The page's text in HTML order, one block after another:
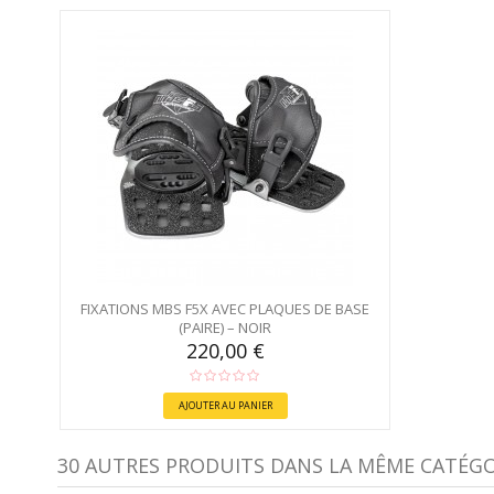
FIXATIONS MBS F5X AVEC PLAQUES DE BASE
(PAIRE) – NOIR
220,00 €
AJOUTER AU PANIER
30 AUTRES PRODUITS DANS LA MÊME